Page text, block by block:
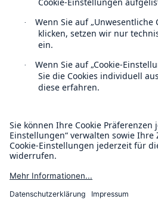
Datenschutz
Rechtliche Hinweise
Sitemap
Impressum
Cyber
Internetkriminalität
600 bn
US Dollar im Jahr 2018